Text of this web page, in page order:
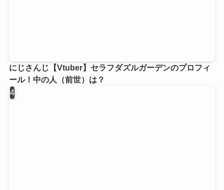
にじさんじ【Vtuber】セラフダズルガーデンのプロフィ
ール！中の人（前世）は？